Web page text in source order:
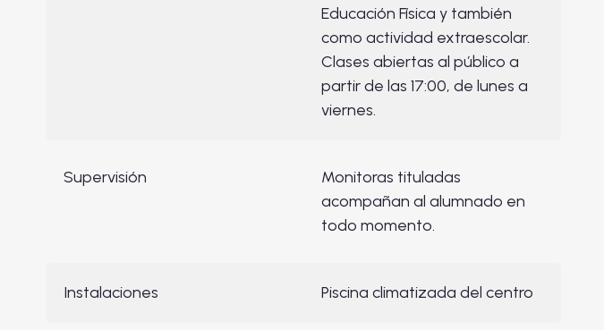
Educación Física y también
como actividad extraescolar.
Clases abiertas al público a
partir de las 17:00, de lunes a
viernes.
Supervisión
Monitoras tituladas
acompañan al alumnado en
todo momento.
Instalaciones Piscina climatizada del centro